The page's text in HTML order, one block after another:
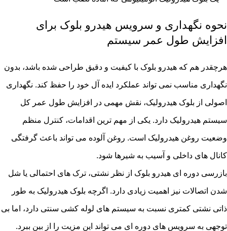
نحوه نگهداری و سرویس هیدرو بلوک برای
افزایش طول عمر سیستم
هرچقدر هم که هیدرو بلوک با کیفیت و دقیق طراحی شده باشد، بدون
نگهداری مناسب نمی تواند عملکرد ایده آل خود را حفظ کند. نگهداری
اصولی از بلوک هیدرولیک، نقش مهمی در افزایش طول عمر کل
سیستم هیدرولیک دارد. یکی از مهم ترین اقدامات، کنترل منظم
وضعیت روغن هیدرولیک است. روغن آلوده می تواند باعث گرفتگی
کانال های داخلی و آسیب به شیرها شود.
بازرسی دوره ای هیدرو بلوک از نظر نشتی، ترک های احتمالی یا شل
شدن اتصالات نیز اهمیت زیادی دارد. اگرچه بلوک هیدرولیک به طور
ذاتی نشتی کمتری نسبت به سیستم های لوله کشی سنتی دارد، اما بی
توجهی به سرویس های دوره ای می تواند این مزیت را از بین ببرد.